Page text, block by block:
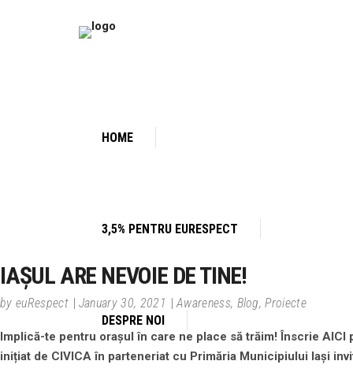
HOME
3,5% PENTRU EURESPECT
DESPRE NOI
IAȘUL ARE NEVOIE DE TINE!
by euRespect January 30, 2021 Awareness, Blog,Proiecte
Implică-te pentru orașul în care ne place să trăim! Înscrie
inițiat de CIVICA în parteneriat cu Primăria Municipiului Iași